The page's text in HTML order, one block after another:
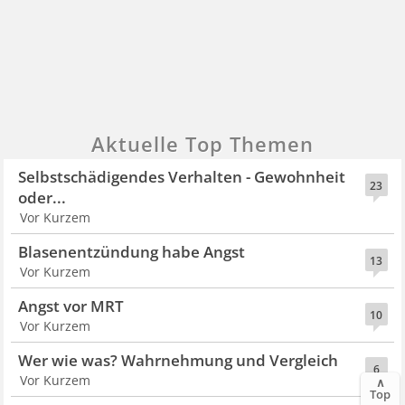
Aktuelle Top Themen
23
Selbstschädigendes Verhalten - Gewohnheit
oder...
Vor Kurzem
13
Blasenentzündung habe Angst
Vor Kurzem
10
Angst vor MRT
Vor Kurzem
6
Wer wie was? Wahrnehmung und Vergleich
Vor Kurzem ∧
Top